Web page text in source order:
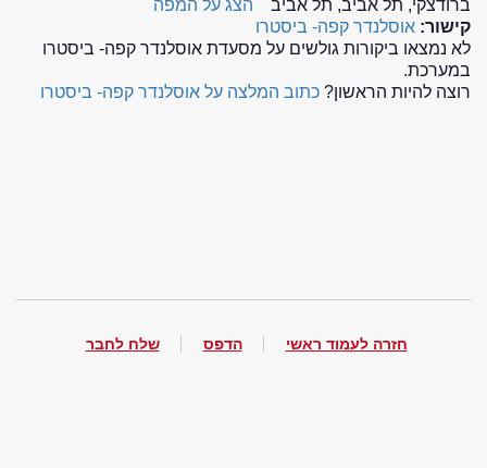
ברודצקי, תל אביב, תל אביב
הצג על המפה
קישור: אוסלנדר קפה- ביסטרו
לא נמצאו ביקורות גולשים על מסעדת אוסלנדר קפה- ביסטרו
במערכת.
רוצה להיות הראשון? כתוב המלצה על אוסלנדר קפה- ביסטרו
חזרה לעמוד ראשי הדפס שלח לחבר